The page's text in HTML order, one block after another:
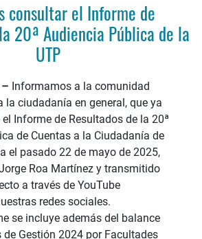
consultar el Informe de
20ª Audiencia Pública de la
UTP
– Informamos a la comunidad
la ciudadanía en general, que ya
Informe de Resultados de la 20ª
de Cuentas a la Ciudadanía de
el pasado 22 de mayo de 2025,
Roa Martínez y transmitido
a través de YouTube
redes sociales.
se incluye además del balance
Gestión 2024 por Facultades